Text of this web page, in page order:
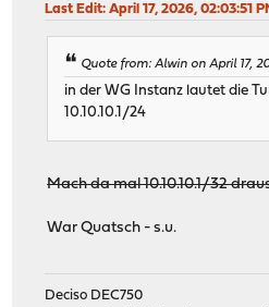
Last Edit: April 17, 2026, 02:03:51
Quote from: Alwin on April 17,
in der WG Instanz lautet die
10.10.10.1/24
Mach da mal 10.10.10.1/32
War Quatsch - s.u.
Deciso DEC750